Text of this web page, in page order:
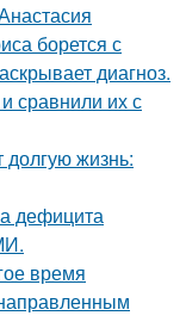
борется с
диагноз.
сравнили их с
жизнь:
дефицита
время